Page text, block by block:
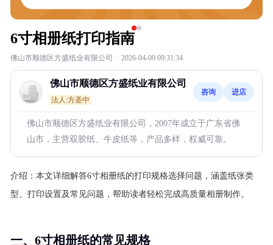
6寸相册纸打印指南
佛山市顺德区方盛纸业有限公司 · 2026-04-09 09:31:34
佛山市顺德区方盛纸业有限公司
法人:方圣中
咨询 进店
佛山市顺德区方盛纸业有限公司，2007年成立于广东省佛
山市，主营双胶纸、牛皮纸等，产品多样，权威可靠。
介绍： 本文详细解答6寸相册纸的打印规格选择问题，涵盖纸张类
型、打印设置及常见问题，帮助读者轻松完成高质量相册制作。
一、6寸相册纸的常见规格